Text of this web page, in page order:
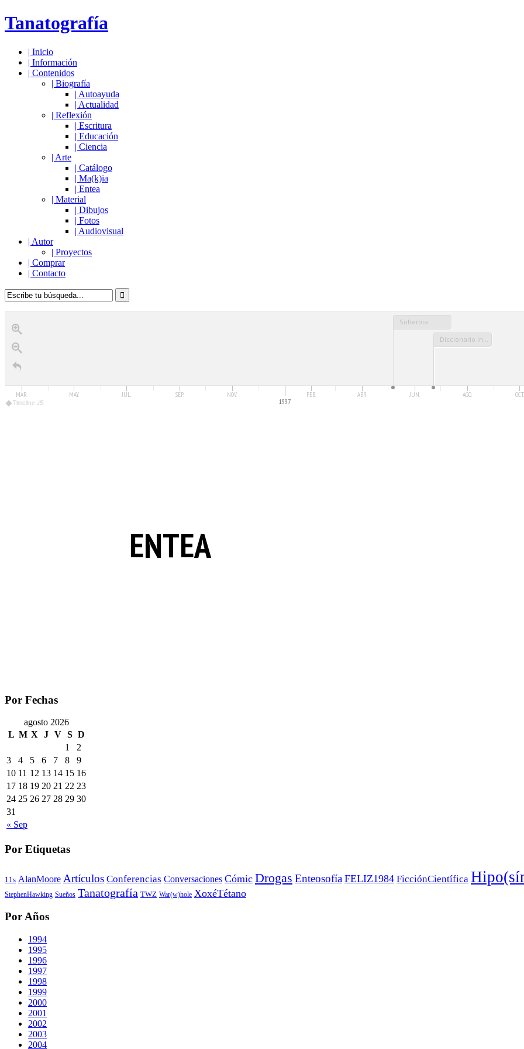
Tanatografía
| Inicio
| Información
| Contenidos
| Biografía
| Autoayuda
| Actualidad
| Reflexión
| Escritura
| Educación
| Ciencia
| Arte
| Catálogo
| Ma(k)ia
| Entea
| Material
| Dibujos
| Fotos
| Audiovisual
| Autor
| Proyectos
| Comprar
| Contacto
Timeline JS
Soberbia
1997
MAR. MAY. JUL. SEP. NOV. FEB. ABR. JUN. AGO. OCT.
ENTEA
Por Fechas
agosto 2026
L M X J V S D
« Sep
1
2
3
4 5 6 7 8
9
10 11 12 13 14 15 16
17 18 19 20 21 22 23
24 25 26 27 28 29 30
31
Por Etiquetas
11s AlanMoore Artículos Conferencias Conversaciones Cómic Drogas Enteosofía FELIZ1984 FicciónCientífica
StephenHawking Sueños Tanatografía TWZ War(w)hole XoxéTétano
Por Años
1994
1995
1996
1997
1998
1999
2000
2001
2002
2003
2004